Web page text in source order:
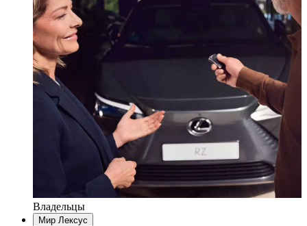
Владельцы
Мир Лексус